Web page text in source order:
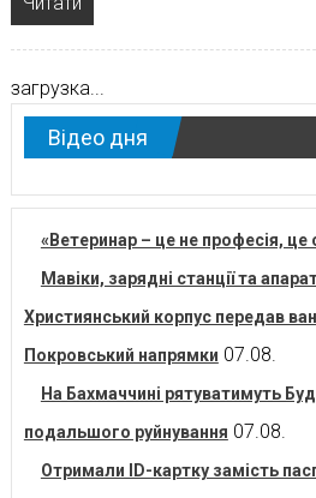
загрузка...
Відео дня
«Ветеринар – це не професія, це
Мавіки, зарядні станції та
Християнський корпус передав
Покровський напрямки 07.08.
На Бахмаччині рятуватимуть
подальшого руйнування 07.08.
Отримали ID-картку замість